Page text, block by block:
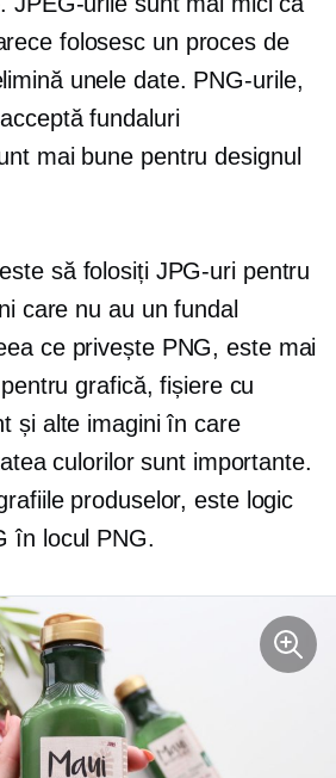
folosesc un proces de
unele date. PNG-urile,
fundaluri
mai bune pentru designul
să folosiți JPG-uri pentru
care nu au un fundal
ce privește PNG, este mai
grafică, fișiere cu
și alte imagini în care
culorilor sunt importante.
produselor, este logic
în locul PNG.